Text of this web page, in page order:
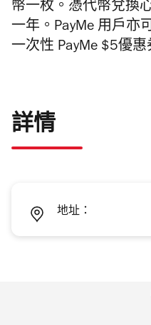
幣一枚。憑代幣兌換
一年。PayMe 用戶亦
一次性 PayMe $5優惠
詳情
地址：